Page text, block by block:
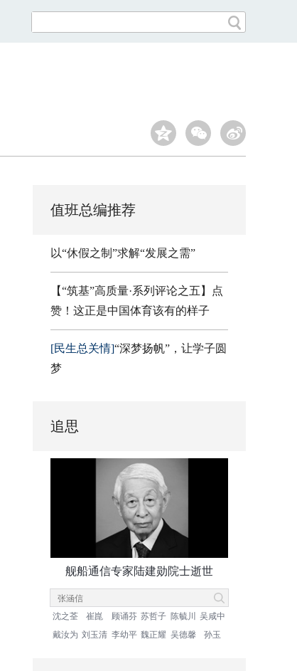
值班总编推荐
以“休假之制”求解“发展之需”
【“筑基”高质量·系列评论之五】点
赞！这正是中国体育该有的样子
[民生总关情]“深梦扬帆”，让学子圆
梦
追思
舰船通信专家陆建勋院士逝世
沈之荃 崔崑 顾诵芬 苏哲子 陈毓川
吴咸中
戴汝为 刘玉清 李幼平 魏正耀 吴德馨 孙玉